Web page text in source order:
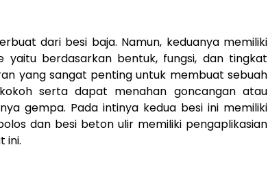
dari besi baja. Namun, keduanya memiliki
yaitu berdasarkan bentuk, fungsi, dan tingkat
yang sangat penting untuk membuat sebuah
serta dapat menahan goncangan atau
gempa. Pada intinya kedua besi ini memiliki
dan besi beton ulir memiliki pengaplikasian
ini.